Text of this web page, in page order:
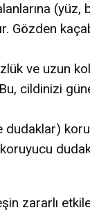
(yüz,
Gözden
ve uzun
cildinizi
zararlı